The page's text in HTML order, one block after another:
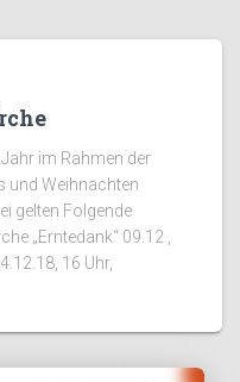
im Rahmen der
und Weihnachten
gelten Folgende
„Erntedank“ 09.12.,
16 Uhr,